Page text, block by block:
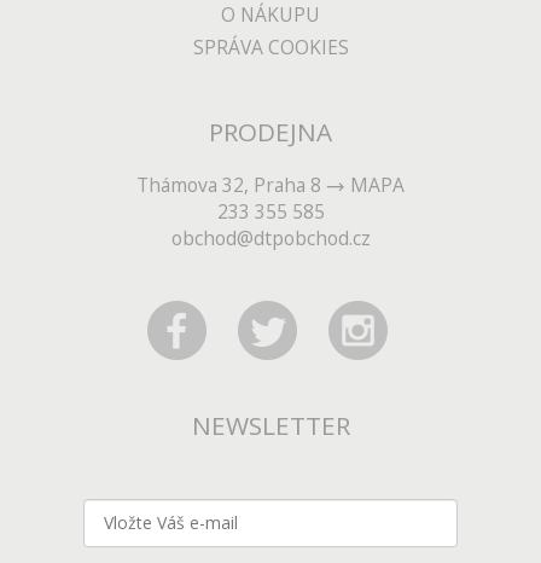
O NÁKUPU
SPRÁVA COOKIES
PRODEJNA
Thámova 32, Praha 8
MAPA
233 355 585
obchod@dtpobchod.cz
NEWSLETTER